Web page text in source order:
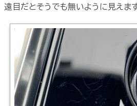
遠目だとそうでも無いように見えます